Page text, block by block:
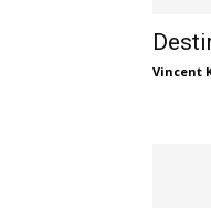
Vincent